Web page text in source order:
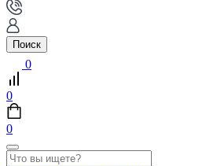
Поиск
0
0
0